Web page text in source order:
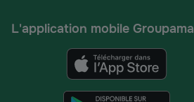
L'application mobile Groupama